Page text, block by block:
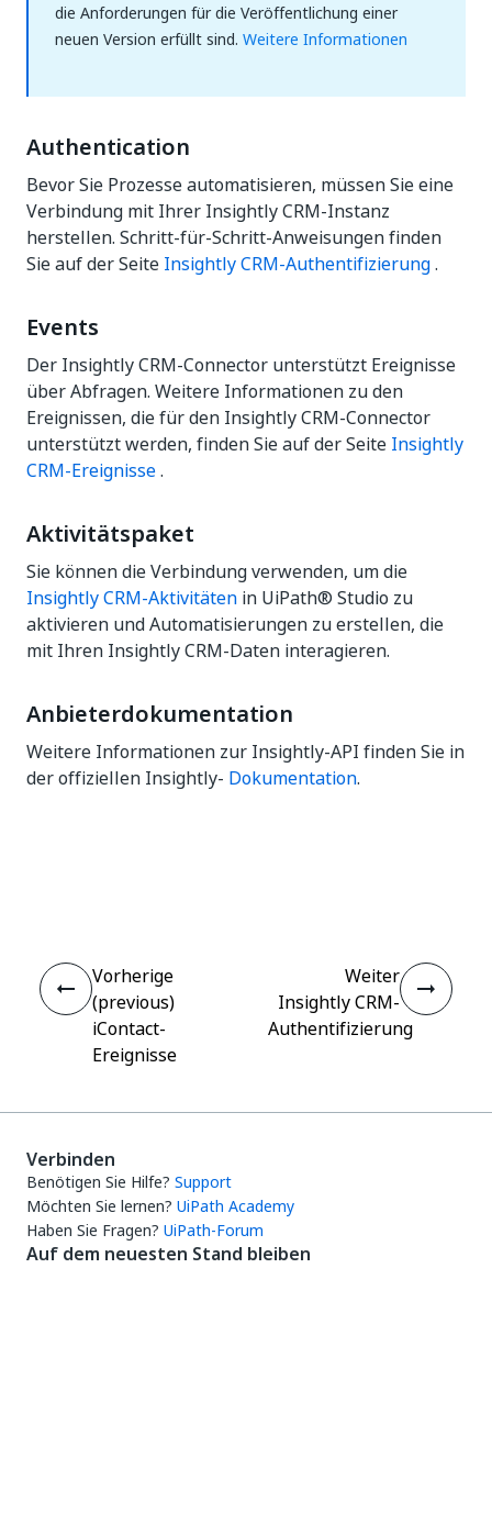
die Anforderungen für die Veröffentlichung einer
neuen Version erfüllt sind. Weitere Informationen
Authentication
Bevor Sie Prozesse automatisieren, müssen Sie eine
Verbindung mit Ihrer Insightly CRM-Instanz
herstellen. Schritt-für-Schritt-Anweisungen finden
Sie auf der Seite Insightly CRM-Authentifizierung.
Events
Der Insightly CRM-Connector unterstützt Ereignisse
über Abfragen. Weitere Informationen zu den
Ereignissen, die für den Insightly CRM-Connector
unterstützt werden, finden Sie auf der Seite Insightly
CRM-Ereignisse.
Aktivitätspaket
Sie können die Verbindung verwenden, um die
Insightly CRM-Aktivitäten in UiPath® Studio zu
aktivieren und Automatisierungen zu erstellen, die
mit Ihren Insightly CRM-Daten interagieren.
Anbieterdokumentation
Weitere Informationen zur Insightly-API finden Sie in
der offiziellen Insightly- Dokumentation.
Vorherige
(previous)
iContact-
Ereignisse
Weiter
Insightly CRM-
Authentifizierung
Verbinden
Benötigen Sie Hilfe? Support
Möchten Sie lernen? UiPath Academy
Haben Sie Fragen? UiPath-Forum
Auf dem neuesten Stand bleiben